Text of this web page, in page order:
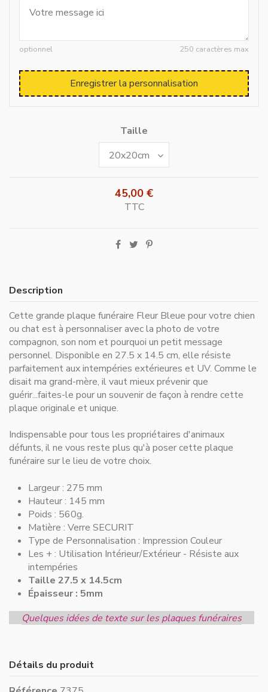
optionnel 250 caractères max
Enregistrer la personnalisation
Taille
45,00 €
TTC
Description
Cette grande plaque funéraire Fleur Bleue pour votre chien
ou chat est à personnaliser avec la photo de votre
compagnon, son nom et pourquoi un petit message
personnel. Disponible en 27.5 x 14.5 cm, elle résiste
parfaitement aux intempéries extérieures et UV. Comme le
disait ma grand-mère, il vaut mieux prévenir que
guérir...faites-le pour un souvenir de façon à rendre cette
plaque originale et unique.
Indispensable pour tous les propriétaires d'animaux
défunts, il ne vous reste plus qu'à poser cette plaque
funéraire sur le lieu de votre choix.
Largeur : 275 mm
Hauteur : 145 mm
Poids : 560g.
Matière : Verre SECURIT
Type de Personnalisation : Impression Couleur
Les + : Utilisation Intérieur/Extérieur - Résiste aux
intempéries
Taille 27.5 x 14.5cm
Épaisseur : 5mm
Quelques idées de texte sur les plaques funéraires
Détails du produit